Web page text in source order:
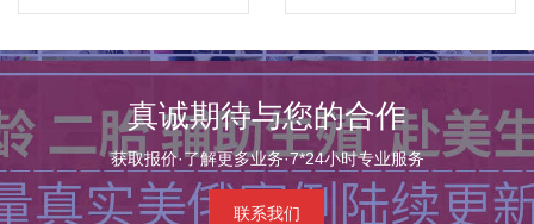
真诚期待与您的合作
获取报价·了解更多业务·7*24小时专业服务
联系我们